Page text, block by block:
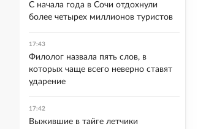
С начала года в Сочи отдохнули
более четырех миллионов туристов
17:43
Филолог назвала пять слов, в
которых чаще всего неверно ставят
ударение
17:42
Выжившие в тайге летчики